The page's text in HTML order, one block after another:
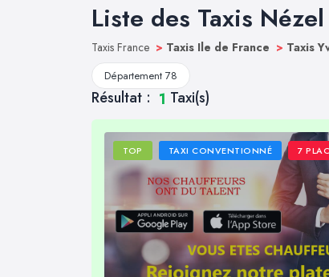
Liste des Taxis Nézel
Taxis France > Taxis Ile de France > Taxis
Département 78
Résultat : 1 Taxi(s)
TOP TAXI CONVENTIONNÉ 7